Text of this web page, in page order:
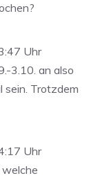
Uhr
3.10. an also
sein. Trotzdem
Uhr